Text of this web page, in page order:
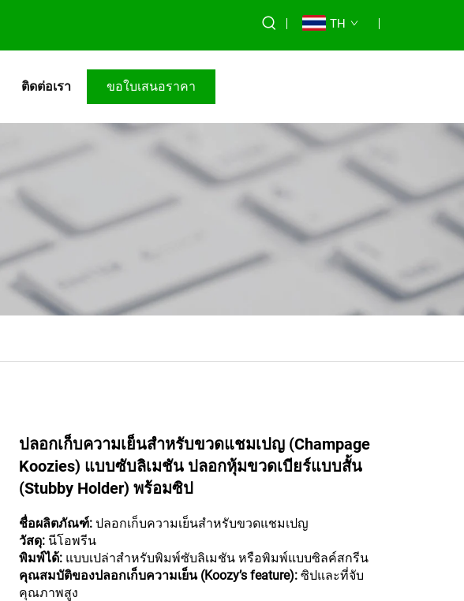
TH
ติดต่อเรา ขอใบเสนอราคา
ปลอกเก็บความเย็นสำหรับขวดแชมเปญ (Champage
Koozies) แบบซับลิเมชัน ปลอกหุ้มขวดเบียร์แบบสั้น
(Stubby Holder) พร้อมซิป
ชื่อผลิตภัณฑ์: ปลอกเก็บความเย็นสำหรับขวดแชมเปญ
วัสดุ: นีโอพรีน
พิมพ์ได้: แบบเปล่าสำหรับพิมพ์ซับลิเมชัน หรือพิมพ์แบบซิลค์สกรีน
คุณสมบัติของปลอกเก็บความเย็น (Koozy’s feature): ซิปและที่จับ
คุณภาพสูง